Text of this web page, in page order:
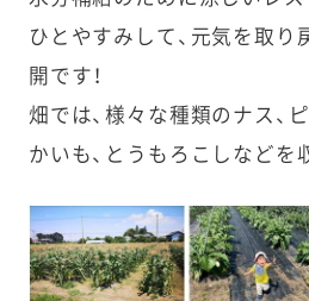
ひとやすみして、元気を取り
開です！
畑では、様々な種類のナス、
かいも、とうもろこしなどを